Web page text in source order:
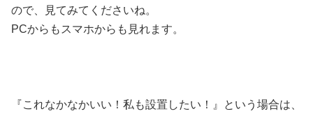
ので、見てみてくださいね。
PCからもスマホからも見れます。
『これなかなかいい！私も設置したい！』という場合は、